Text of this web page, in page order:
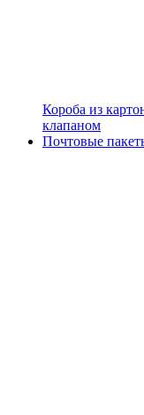
Короба из
клапаном
Почтовые